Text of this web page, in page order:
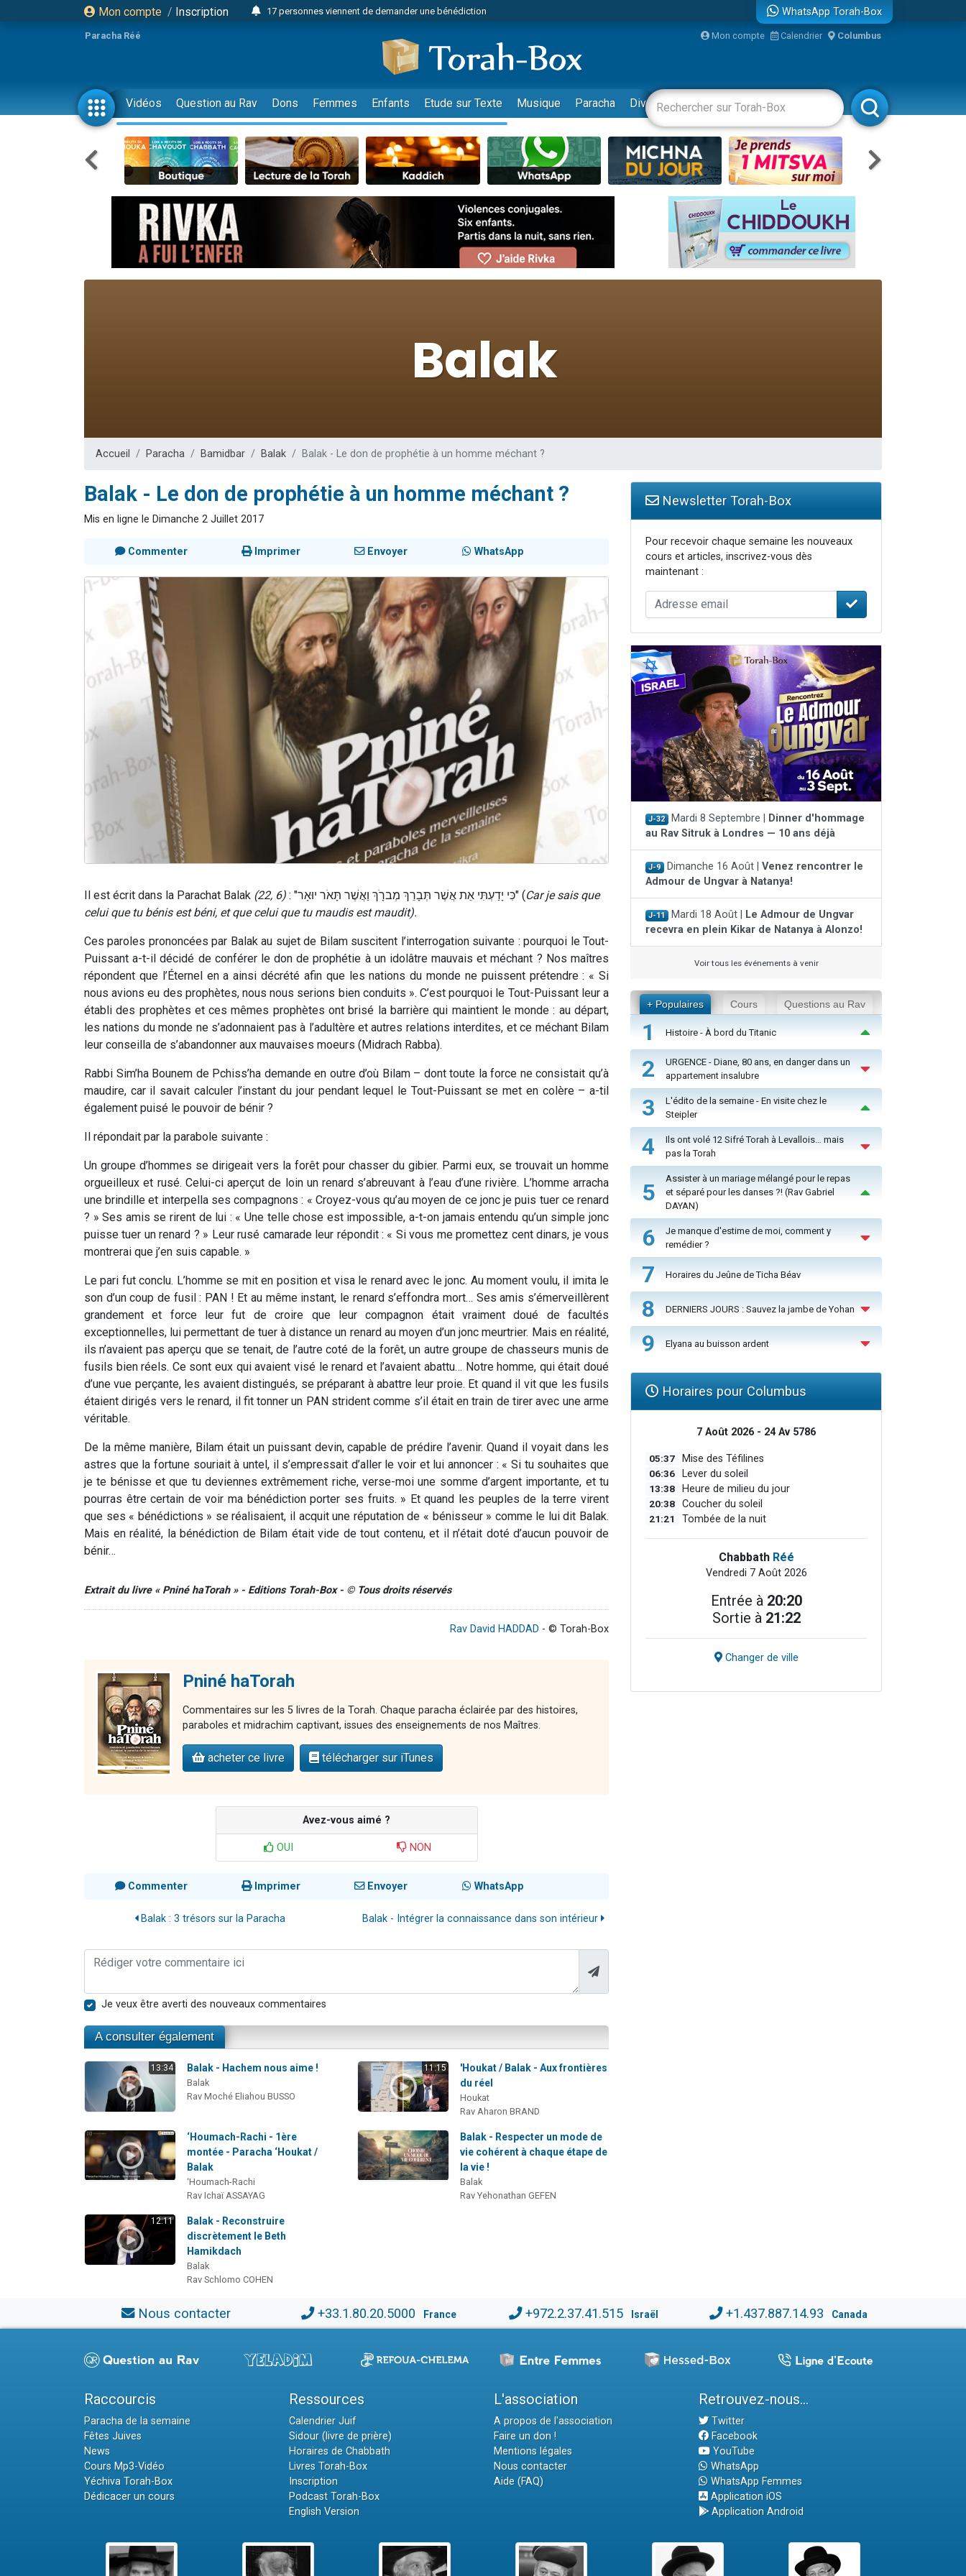
Mon compte / Inscription
17 personnes viennent de demander une bénédiction
Il reste 49 places pour étudier en groupe sur Zoom
23 personnes viennent de faire un don pour Diane, 80 ans, dans un appartement insalubre
Eva vient de donner son Maasser
4 personnes viennent de nous rejoindre sur WhatsApp
3 personnes viennent de nous rejoindre sur WhatsApp
3 personnes viennent de faire un don pour 5 jours de vacances aux Orphelins
Odaya vient de donner son Maasser
13 personnes viennent de demander une bénédiction
2 personnes viennent de nous rejoindre sur WhatsApp
30 personnes viennent de faire un don pour Sauvez la jambe de Yohan
12 nouvelles musiques dans Torah-Box Music
2 nouvelles musiques dans Torah-Box Music
3 personnes viennent de nous rejoindre sur WhatsApp
WhatsApp Torah-Box
Paracha Réé Mon compte Calendrier Columbus
Vidéos Question au Rav Dons Femmes Enfants Etude sur Texte Musique Paracha Divertissements Livres Rabbanim
Accueil Paracha Bamidbar Balak Balak - Le don de prophétie à un homme méchant ?
Balak - Le don de prophétie à un homme méchant ?
Mis en ligne le Dimanche 2 Juillet 2017
Commenter Imprimer Envoyer WhatsApp
Il est écrit dans la Parachat Balak (22, 6) : "כִּי יָדַעְתִּי אֵת אֲשֶׁר תְּבָרֵךְ מְברָֹךְ וַאֲשֶׁר תָּאֹר יוּאָר" (Car je sais que
celui que tu bénis est béni, et que celui que tu maudis est maudit).
Ces paroles prononcées par Balak au sujet de Bilam suscitent l’interrogation suivante : pourquoi le Tout-
Puissant a-t-il décidé de conférer le don de prophétie à un idolâtre mauvais et méchant ? Nos maîtres
répondent que l’Éternel en a ainsi décrété afin que les nations du monde ne puissent prétendre : « Si
nous avions eu des prophètes, nous nous serions bien conduits ». C’est pourquoi le Tout-Puissant leur a
établi des prophètes et ces mêmes prophètes ont brisé la barrière qui maintient le monde : au départ,
les nations du monde ne s’adonnaient pas à l’adultère et autres relations interdites, et ce méchant Bilam
leur conseilla de s’abandonner aux mauvaises moeurs (Midrach Rabba).
Rabbi Sim’ha Bounem de Pchiss’ha demande en outre d’où Bilam – dont toute la force ne consistait qu’à
maudire, car il savait calculer l’instant du jour pendant lequel le Tout-Puissant se met en colère – a-til
également puisé le pouvoir de bénir ?
Il répondait par la parabole suivante :
Un groupe d’hommes se dirigeait vers la forêt pour chasser du gibier. Parmi eux, se trouvait un homme
orgueilleux et rusé. Celui-ci aperçut de loin un renard s’abreuvant à l’eau d’une rivière. L’homme arracha
une brindille et interpella ses compagnons : « Croyez-vous qu’au moyen de ce jonc je puis tuer ce renard
? » Ses amis se rirent de lui : « Une telle chose est impossible, a-t-on jamais entendu qu’un simple jonc
puisse tuer un renard ? » Leur rusé camarade leur répondit : « Si vous me promettez cent dinars, je vous
montrerai que j’en suis capable. »
Le pari fut conclu. L’homme se mit en position et visa le renard avec le jonc. Au moment voulu, il imita le
son d’un coup de fusil : PAN ! Et au même instant, le renard s’effondra mort… Ses amis s’émerveillèrent
grandement et force leur fut de croire que leur compagnon était vraiment doué de facultés
exceptionnelles, lui permettant de tuer à distance un renard au moyen d’un jonc meurtrier. Mais en réalité,
ils n’avaient pas aperçu que se tenait, de l’autre coté de la forêt, un autre groupe de chasseurs munis de
fusils bien réels. Ce sont eux qui avaient visé le renard et l’avaient abattu… Notre homme, qui était doué
d’une vue perçante, les avaient distingués, se préparant à abattre leur proie. Et quand il vit que les fusils
étaient dirigés vers le renard, il fit tonner un PAN strident comme s’il était en train de tirer avec une arme
véritable.
De la même manière, Bilam était un puissant devin, capable de prédire l’avenir. Quand il voyait dans les
astres que la fortune souriait à untel, il s’empressait d’aller le voir et lui annoncer : « Si tu souhaites que
je te bénisse et que tu deviennes extrêmement riche, verse-moi une somme d’argent importante, et tu
pourras être certain de voir ma bénédiction porter ses fruits. » Et quand les peuples de la terre virent
que ses « bénédictions » se réalisaient, il acquit une réputation de « bénisseur » comme le lui dit Balak.
Mais en réalité, la bénédiction de Bilam était vide de tout contenu, et il n’était doté d’aucun pouvoir de
bénir…
Extrait du livre « Pniné haTorah » - Editions Torah-Box - © Tous droits réservés
Rav David HADDAD - © Torah-Box
Pniné haTorah
Commentaires sur les 5 livres de la Torah. Chaque paracha éclairée par des histoires,
paraboles et midrachim captivant, issues des enseignements de nos Maîtres.
acheter ce livre télécharger sur iTunes
Avez-vous aimé ?
OUI NON
Commenter Imprimer Envoyer WhatsApp
Balak : 3 trésors sur la Paracha Balak - Intégrer la connaissance dans son intérieur
Je veux être averti des nouveaux commentaires
A consulter également
13:34 Balak - Hachem nous aime !
Balak
Rav Moché Eliahou BUSSO
11:15
'Houkat / Balak - Aux frontières
du réel
Houkat
Rav Aharon BRAND
‘Houmach-Rachi - 1ère
montée - Paracha ‘Houkat /
Balak
‘Houmach-Rachi
Rav Ichaï ASSAYAG
Balak - Respecter un mode de
vie cohérent à chaque étape de
la vie !
Balak
Rav Yehonathan GEFEN
12:11
Balak - Reconstruire
discrètement le Beth
Hamikdach
Balak
Rav Schlomo COHEN
Newsletter Torah-Box
Pour recevoir chaque semaine les nouveaux
cours et articles, inscrivez-vous dès
maintenant :
J-32 Mardi 8 Septembre |
Dinner d'hommage
au Rav Sitruk à Londres — 10 ans déjà
J-9 Dimanche 16 Août | Venez rencontrer le
Admour de Ungvar à Natanya!
J-11 Mardi 18 Août |
Le Admour de Ungvar
recevra en plein Kikar de Natanya à Alonzo!
Voir tous les événements à venir
+ Populaires Cours Questions au Rav
1 Histoire - À bord du Titanic
2
URGENCE - Diane, 80 ans, en danger dans un
appartement insalubre
3
L'édito de la semaine - En visite chez le
Steipler
4
Ils ont volé 12 Sifré Torah à Levallois… mais
pas la Torah
5
Assister à un mariage mélangé pour le repas
et séparé pour les danses ?! (Rav Gabriel
DAYAN)
6
Je manque d'estime de moi, comment y
remédier ?
7 Horaires du Jeûne de Ticha Béav
8 DERNIERS JOURS : Sauvez la jambe de Yohan
9 Elyana au buisson ardent
Horaires pour Columbus
7 Août 2026 - 24 Av 5786
05:37 Mise des Téfilines
06:36 Lever du soleil
13:38 Heure de milieu du jour
20:38 Coucher du soleil
21:21 Tombée de la nuit
Chabbath Réé
Vendredi 7 Août 2026
Entrée à 20:20
Sortie à 21:22
Changer de ville
Nous contacter +33.1.80.20.5000 France +972.2.37.41.515 Israël +1.437.887.14.93 Canada
Raccourcis
Paracha de la semaine
Fêtes Juives
News
Cours Mp3-Vidéo
Yéchiva Torah-Box
Dédicacer un cours
Ressources
Calendrier Juif
Sidour (livre de prière)
Horaires de Chabbath
Livres Torah-Box
Inscription
Podcast Torah-Box
English Version
L'association
A propos de l'association
Faire un don !
Mentions légales
Nous contacter
Aide (FAQ)
Retrouvez-nous...
Twitter
Facebook
YouTube
WhatsApp
WhatsApp Femmes
Application iOS
Application Android